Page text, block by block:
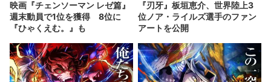
映画『チェンソーマン レゼ篇』
週末動員で1位を獲得 8位に
『ひゃくえむ。』も
『刃牙』板垣恵介、世界陸上3
位ノア・ライルズ選手のファン
アートを公開